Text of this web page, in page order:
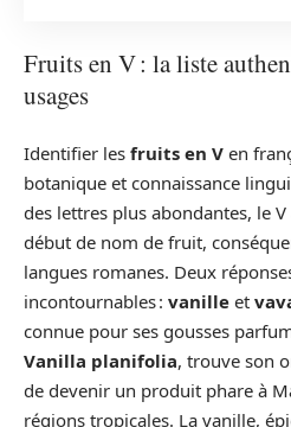
Fruits en V : la liste
usages
Identifier les fruits en V en
botanique et connaissance
des lettres plus abondantes, le
début de nom de fruit,
langues romanes. Deux
incontournables : vanille et
connue pour ses gousses
Vanilla planifolia, trouve son
de devenir un produit phare à
régions tropicales. La vanille,